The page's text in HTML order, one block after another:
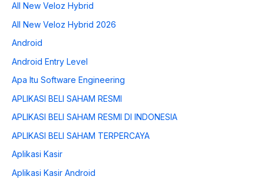
All New Veloz Hybrid
All New Veloz Hybrid 2026
Android
Android Entry Level
Apa Itu Software Engineering
APLIKASI BELI SAHAM RESMI
APLIKASI BELI SAHAM RESMI DI INDONESIA
APLIKASI BELI SAHAM TERPERCAYA
Aplikasi Kasir
Aplikasi Kasir Android